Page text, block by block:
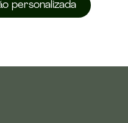
personalizada